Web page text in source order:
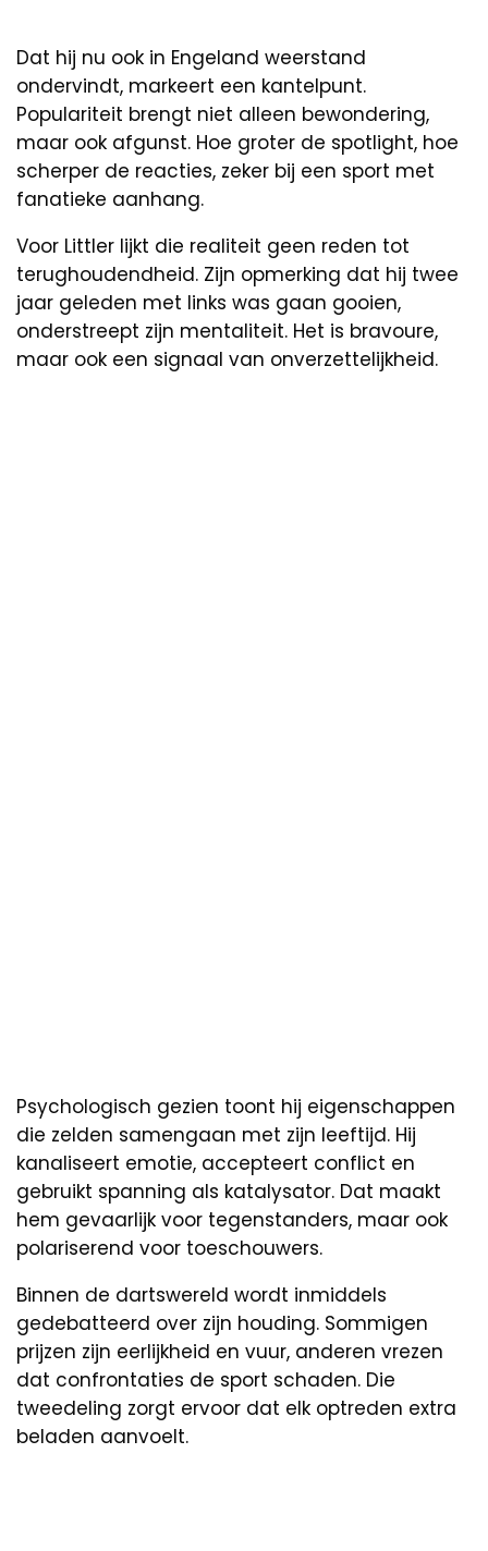
Dat hij nu ook in Engeland weerstand
ondervindt, markeert een kantelpunt.
Populariteit brengt niet alleen bewondering,
maar ook afgunst. Hoe groter de spotlight, hoe
scherper de reacties, zeker bij een sport met
fanatieke aanhang.
Voor Littler lijkt die realiteit geen reden tot
terughoudendheid. Zijn opmerking dat hij twee
jaar geleden met links was gaan gooien,
onderstreept zijn mentaliteit. Het is bravoure,
maar ook een signaal van onverzettelijkheid.
Psychologisch gezien toont hij eigenschappen
die zelden samengaan met zijn leeftijd. Hij
kanaliseert emotie, accepteert conflict en
gebruikt spanning als katalysator. Dat maakt
hem gevaarlijk voor tegenstanders, maar ook
polariserend voor toeschouwers.
Binnen de dartswereld wordt inmiddels
gedebatteerd over zijn houding. Sommigen
prijzen zijn eerlijkheid en vuur, anderen vrezen
dat confrontaties de sport schaden. Die
tweedeling zorgt ervoor dat elk optreden extra
beladen aanvoelt.